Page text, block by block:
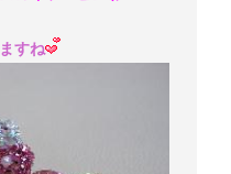
すね